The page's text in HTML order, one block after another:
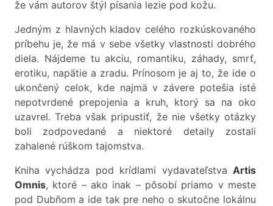
že vám autorov štýl písania lezie pod kožu.
Jedným z hlavných kladov celého rozkúskovaného
príbehu je, že má v sebe všetky vlastnosti dobrého
diela. Nájdeme tu akciu, romantiku, záhady, smrť,
erotiku, napätie a zradu. Prínosom je aj to, že ide o
ukončený celok, kde najmä v závere potešia isté
nepotvrdené prepojenia a kruh, ktorý sa na oko
uzavrel. Treba však pripustiť, že nie všetky otázky
boli zodpovedané a niektoré detaily zostali
zahalené rúškom tajomstva.
Kniha vychádza pod krídlami vydavateľstva Artis
Omnis, ktoré – ako inak – pôsobí priamo v meste
pod Dubňom a ide tak pre neho o skutočne lokálnu